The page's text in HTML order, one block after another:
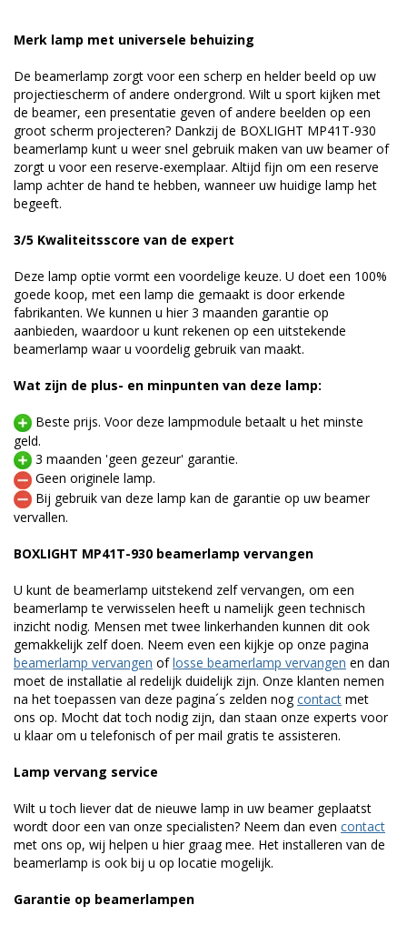
Merk lamp met universele behuizing
De beamerlamp zorgt voor een scherp en helder beeld op uw
projectiescherm of andere ondergrond. Wilt u sport kijken met
de beamer, een presentatie geven of andere beelden op een
groot scherm projecteren? Dankzij de BOXLIGHT MP41T-930
beamerlamp kunt u weer snel gebruik maken van uw beamer of
zorgt u voor een reserve-exemplaar. Altijd fijn om een reserve
lamp achter de hand te hebben, wanneer uw huidige lamp het
begeeft.
3/5 Kwaliteitsscore van de expert
Deze lamp optie vormt een voordelige keuze. U doet een 100%
goede koop, met een lamp die gemaakt is door erkende
fabrikanten. We kunnen u hier 3 maanden garantie op
aanbieden, waardoor u kunt rekenen op een uitstekende
beamerlamp waar u voordelig gebruik van maakt.
Wat zijn de plus- en minpunten van deze lamp:
Beste prijs. Voor deze lampmodule betaalt u het minste
geld.
3 maanden 'geen gezeur' garantie.
Geen originele lamp.
Bij gebruik van deze lamp kan de garantie op uw beamer
vervallen.
BOXLIGHT MP41T-930 beamerlamp vervangen
U kunt de beamerlamp uitstekend zelf vervangen, om een
beamerlamp te verwisselen heeft u namelijk geen technisch
inzicht nodig. Mensen met twee linkerhanden kunnen dit ook
gemakkelijk zelf doen. Neem even een kijkje op onze pagina
beamerlamp vervangen oflosse beamerlamp vervangen en dan
moet de installatie al redelijk duidelijk zijn. Onze klanten nemen
na het toepassen van deze pagina´s zelden nogcontact met
ons op. Mocht dat toch nodig zijn, dan staan onze experts voor
u klaar om u telefonisch of per mail gratis te assisteren.
Lamp vervang service
Wilt u toch liever dat de nieuwe lamp in uw beamer geplaatst
wordt door een van onze specialisten? Neem dan even contact
met ons op, wij helpen u hier graag mee. Het installeren van de
beamerlamp is ook bij u op locatie mogelijk.
Garantie op beamerlampen